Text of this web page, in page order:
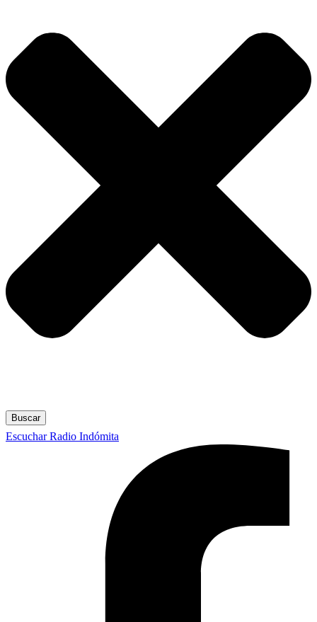
Buscar
Escuchar Radio Indómita